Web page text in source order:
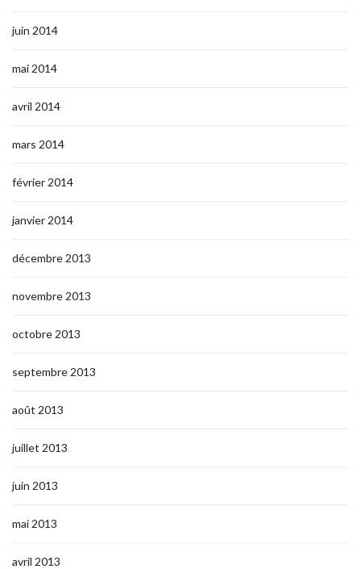
juin 2014
mai 2014
avril 2014
mars 2014
février 2014
janvier 2014
décembre 2013
novembre 2013
octobre 2013
septembre 2013
août 2013
juillet 2013
juin 2013
mai 2013
avril 2013